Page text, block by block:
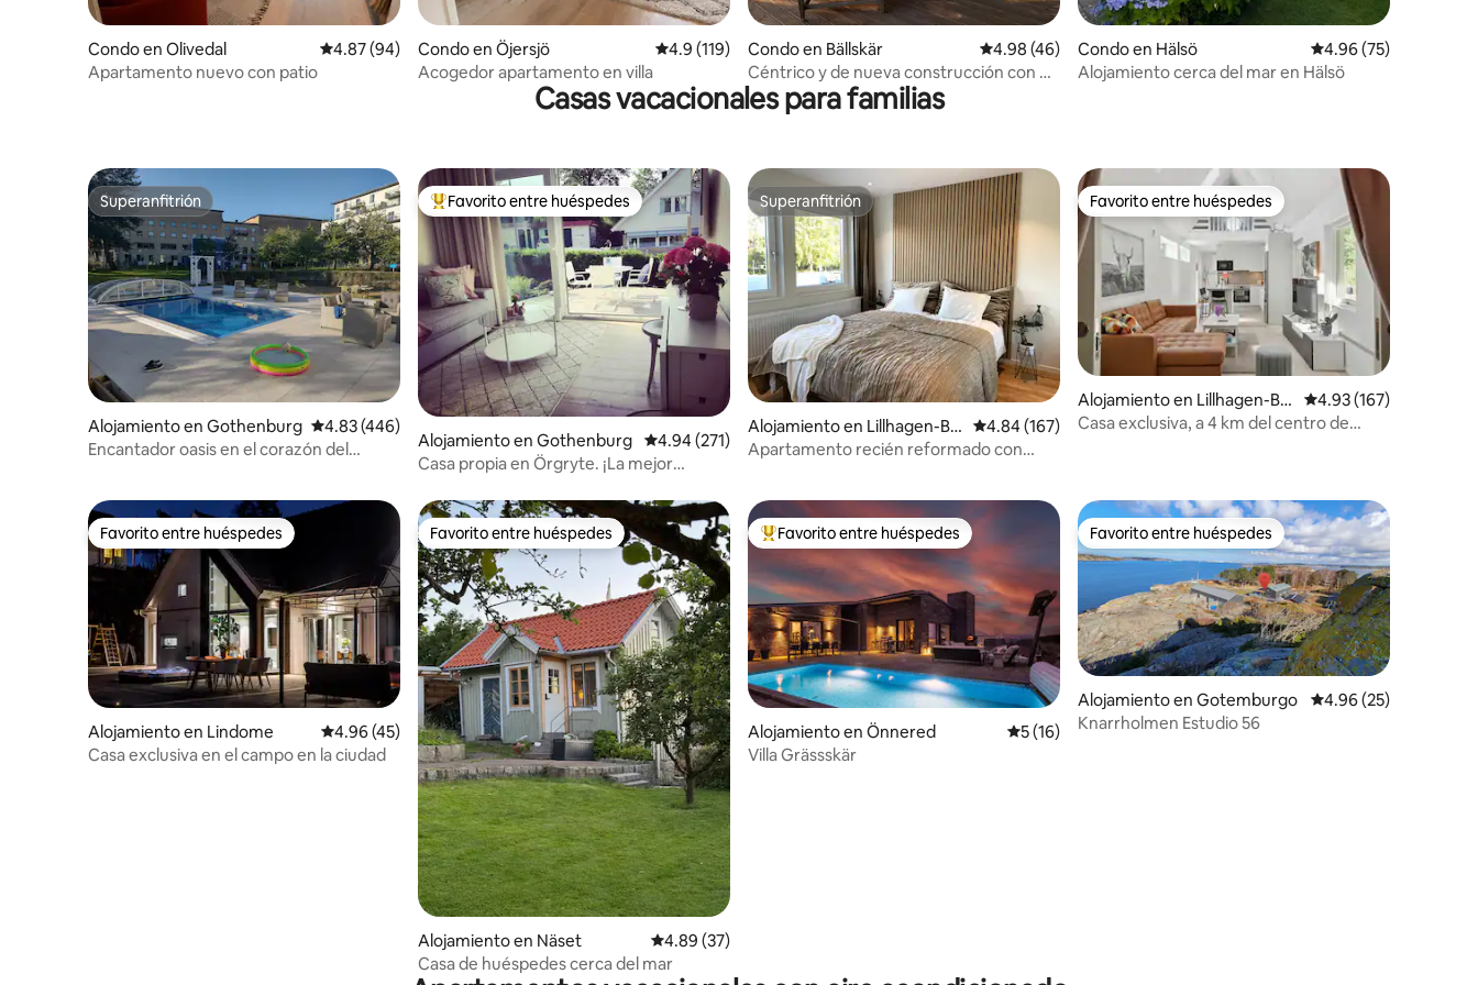
Condo en Olivedal Calificación promedio: 4.87 de 5, 94 reseñas
4.87 (94)
Apartamento nuevo con patio
Condo en Öjersjö Calificación promedio: 4.9 de 5, 119 reseñas
4.9 (119)
Acogedor apartamento en villa
Condo en Bällskär Calificación promedio: 4.98 de 5, 46 reseñas
4.98 (46)
Céntrico y de nueva construcción con un
gran patio
Condo en Hälsö Calificación
4.96 (75)
Alojamiento cerca del mar en Hälsö
Casas vacacionales para familias
Superanfitrión
Superanfitrión
Alojamiento en Gothenburg Calificación promedio: 4.83 de 5, 446 reseñas
4.83 (446)
Encantador oasis en el corazón del
Favorito entre huéspedes preferido
Favorito entre huéspedes
Alojamiento en Gothenburg Calificación promedio: 4.94 de 5, 271 reseñas
4.94 (271)
Casa propia en Örgryte. ¡La mejor
Superanfitrión
Superanfitrión
Alojamiento en Lillhagen-Br
unnsbo
Calificación promedio: 4.84 de 5, 167 reseñas
4.84 (167)
Apartamento recién reformado con
Favorito entre huéspedes
Favorito entre huéspedes
Alojamiento en Lillhagen-Br
unnsbo
Calificación promedio:
4.93 (167)
Casa exclusiva, a 4 km del centro de
Favorito entre huéspedes
Favorito entre huéspedes
Alojamiento en Lindome Calificación promedio: 4.96 de 5, 45 reseñas
4.96 (45)
Casa exclusiva en el campo en la ciudad
Favorito entre huéspedes
Favorito entre huéspedes
Alojamiento en Näset Calificación promedio: 4.89 de 5, 37 reseñas
4.89 (37)
Casa de huéspedes cerca del mar
Favorito entre huéspedes preferido
Favorito entre huéspedes
Alojamiento en Önnered Calificación promedio: 5 de 5, 16 reseñas
5 (16)
Villa Grässskär
Favorito entre huéspedes
Favorito entre huéspedes
Alojamiento en Gotemburgo Calificación
4.96 (25)
Knarrholmen Estudio 56